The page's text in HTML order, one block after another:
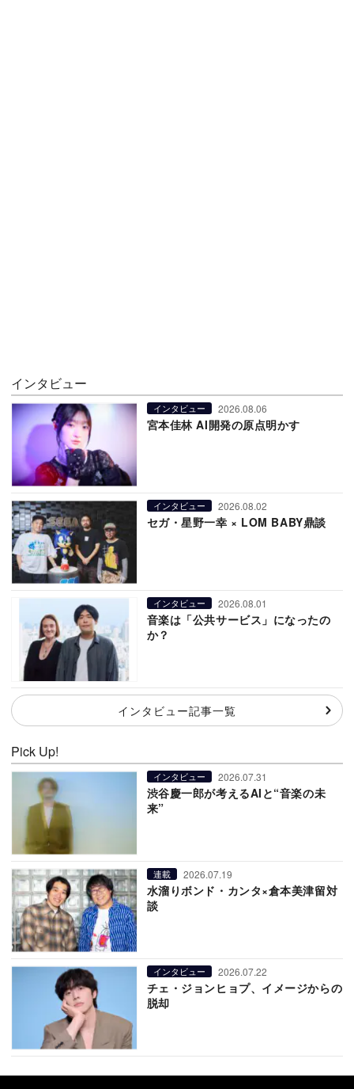
インタビュー
インタビュー 2026.08.06
宮本佳林 AI開発の原点明かす
インタビュー 2026.08.02
セガ・星野一幸 × LOM BABY鼎談
インタビュー 2026.08.01
音楽は「公共サービス」になったの
か？
インタビュー記事一覧
Pick Up!
インタビュー 2026.07.31
渋谷慶一郎が考えるAIと“音楽の未
来”
連載 2026.07.19
水溜りボンド・カンタ×倉本美津留対
談
インタビュー 2026.07.22
チェ・ジョンヒョプ、イメージからの
脱却